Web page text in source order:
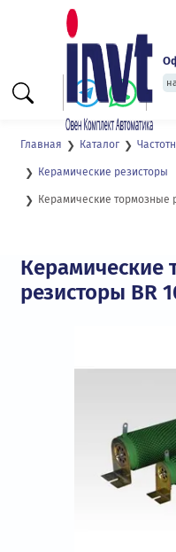
Главная Каталог
Керамические резисторы
Керамические тормозные
Керамические
резисторы BR